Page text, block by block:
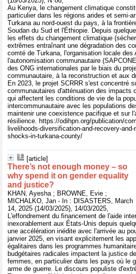
Au Kenya, le changement climatique
particulier dans les régions arides et semi-
Turkana au nord-ouest du pays, à la
Soudan du Sud et l'Éthiopie. Depuis
les effets du changement climatique
extrêmes entraînant une dégradation des
comté de Turkana, l'organisation locale des
l'autonomisation communautaire
des ONG internationales par le biais du
communautaire, à la reconstruction et aux
En 2023, le projet SCRRR s'est concentré
communautaires d'atténuation des impacts
qui affectent les conditions de vie de la
intercommunautaire avec les populations
maintenir une coexistence pacifique et sur
résilience. https://odihpn.org/publication/
livelihoods-diversification-and-recovery-
shocks-in-turkana-county/
[article]
There’s not enough money – so
why spend it on gender equality
and justice?
KHAN, Ayesha ; BROWNE, Evie ;
MICHALKO, Jan - In : DISASTERS, March
14, 2025 (14/03/2025), 14/03/2025,
L'effondrement du financement de l'aide
inexorablement aux États-Unis depuis
une accélération inédite avec l'arrivée au
janvier 2025, en visant explicitement les
égalitaires dans les programmes
budgétaires radicales impactent la justice
femmes, en particulier dans les pays où le
arme de guerre. Le discours populiste